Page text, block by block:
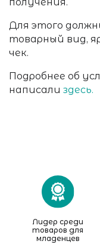
Для этого
товарный вид,
чек.
Подробнее об
написали здесь.
Лидер среди
товаров для
младенцев